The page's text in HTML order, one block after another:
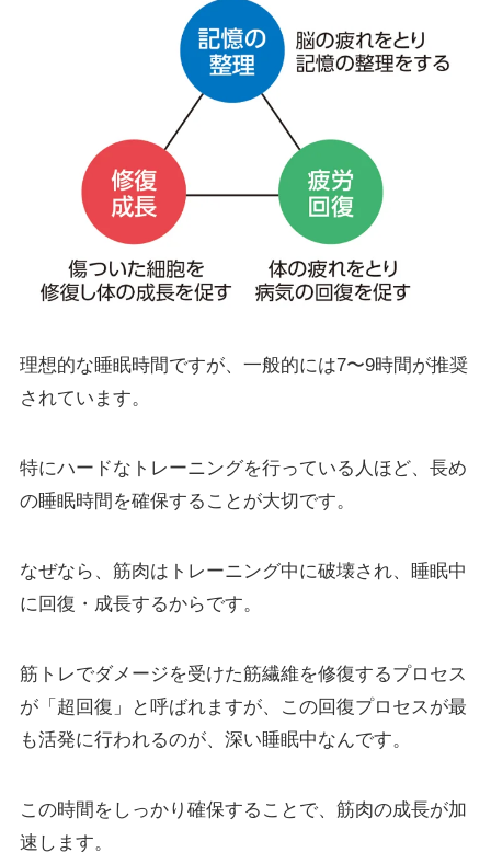
理想的な睡眠時間ですが、一般的には7〜9時間が推奨
されています。
特にハードなトレーニングを行っている人ほど、長め
の睡眠時間を確保することが大切です。
なぜなら、筋肉はトレーニング中に破壊され、睡眠中
に回復・成長するからです。
筋トレでダメージを受けた筋繊維を修復するプロセス
が「超回復」と呼ばれますが、この回復プロセスが最
も活発に行われるのが、深い睡眠中なんです。
この時間をしっかり確保することで、筋肉の成長が加
速します。